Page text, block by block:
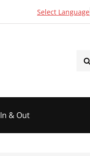
Select Language
In & Out